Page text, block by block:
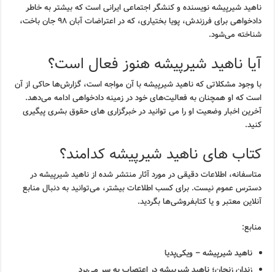
ناهید شیرپیشه نویسنده و کنشگر اجتماعی ایرانی است که بیشتر به خاطر
دادخواهی برای فرزندش، پویا بختیاری، که در اعتراضات آبان ۹۸ جان باخت،
شناخته می‌شود.
آیا ناهید شیرپیشه هنوز فعال است؟
با وجود مشکلاتی که ناهید شیرپیشه با آن مواجه است، گزارش‌ها حاکی از آن
است که او همچنان به فعالیت‌های خود در زمینه دادخواهی ادامه می‌دهد.
آخرین اخبار وضعیت او را می توانید در خبرگزاری های حقوق بشری پیگیری
کنید.
کتاب های ناهید شیرپیشه کدامند؟
متاسفانه، اطلاعات دقیقی در مورد آثار منتشر شده از ناهید شیرپیشه در
دسترس عموم نیست. برای کسب اطلاعات بیشتر، می‌توانید به دنبال منابع
آنلاین معتبر و یا کتابفروشی‌ها بگردید.
منابع:
ناهید شیرپیشه – ویکی‌پدیا